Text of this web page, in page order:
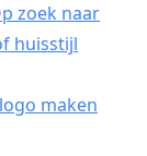
zoek naar
huisstijl
maken